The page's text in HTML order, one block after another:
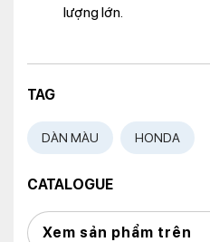
lượng lớn.
TAG
DÀN MÀU HONDA
CATALOGUE
Xem sản phẩm trên